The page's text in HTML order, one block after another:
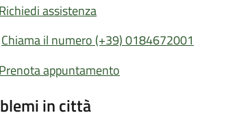
Richiedi assistenza
Chiama il numero (+39) 0184672001
Prenota appuntamento
in città